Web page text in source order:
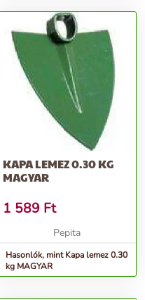
KAPA LEMEZ 0.30 KG
MAGYAR
1 589 Ft
Pepita
Hasonlók, mint Kapa lemez 0.30
kg MAGYAR